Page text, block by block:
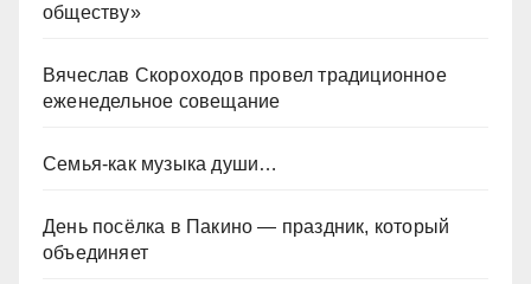
обществу»
Вячеслав Скороходов провел традиционное
еженедельное совещание
Семья-как музыка души…
День посёлка в Пакино — праздник, который
объединяет